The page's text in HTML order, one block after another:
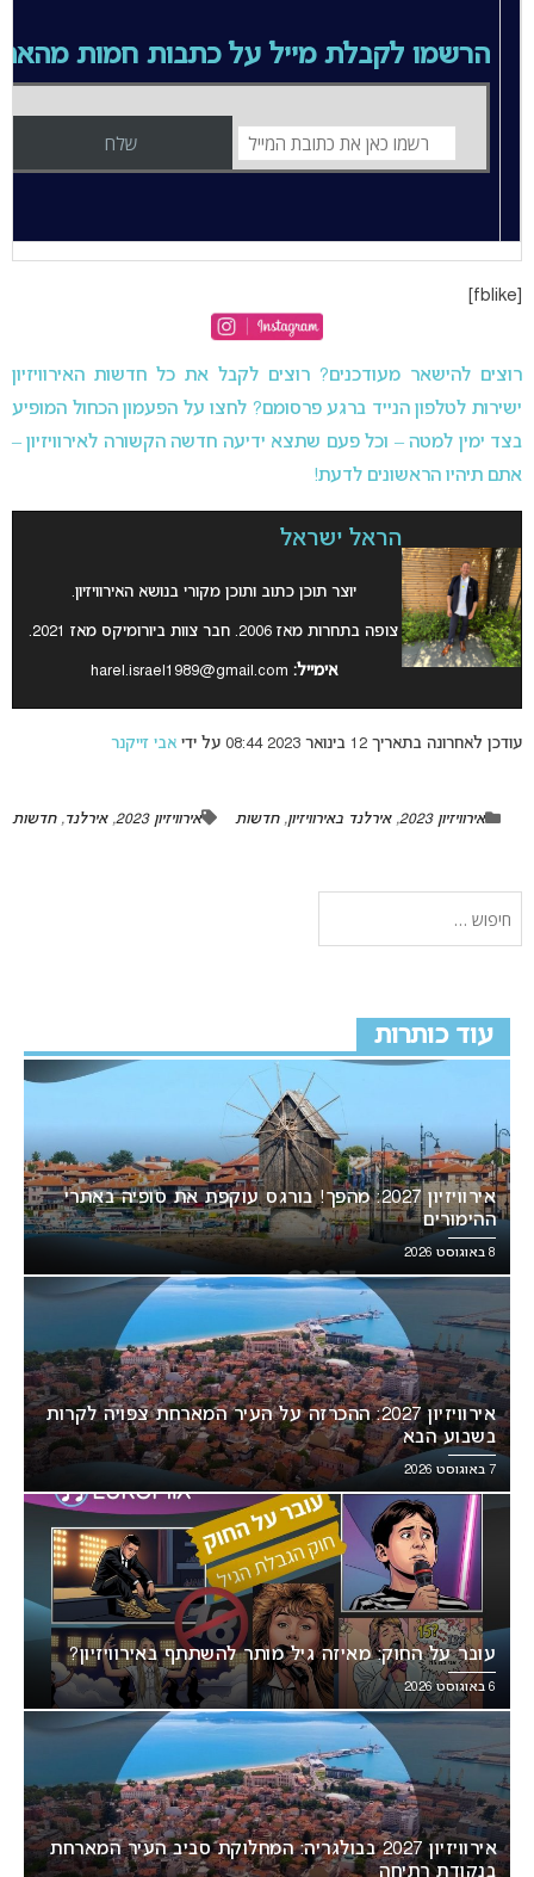
הרשמו לקבלת מייל על כתבות חמות
רוצים להישאר מעודכנים? רוצים לקבל את כל חדשות האירוויזיון
ישירות לטלפון הנייד ברגע פרסומם? לחצו על הפעמון הכחול המופיע
בצד ימין למטה – וכל פעם שתצא ידיעה חדשה הקשורה לאירוויזיון –
אתם תיהיו הראשונים לדעת!
הראל ישראל
יוצר תוכן כתוב ותוכן מקורי בנושא האירוויזיון.
צופה בתחרות מאז 2006. חבר צוות ביורומיקס מאז 2021.
אימייל: harel.israel1989@gmail.com
עודכן לאחרונה בתאריך 12 בינואר 2023 08:44 על ידי אבי זייקנר
אירוויזיון 2023 ,אירלנד באירוויזיון,חדשות אירוויזיון 2023 ,אירלנד,חדשות
עוד כותרות
אירוויזיון 2027: מהפך! בורגס עוקפת את סופיה באתרי
ההימורים
8 באוגוסט 2026
אירוויזיון 2027: ההכרזה על העיר המארחת צפויה לקרות
בשבוע הבא
7 באוגוסט 2026
עובר על החוק: מאיזה גיל מותר להשתתף באירוויזיון?
6 באוגוסט 2026
אירוויזיון 2027 בבולגריה: המחלוקת סביב העיר המארחת
בנקודת רתיחה